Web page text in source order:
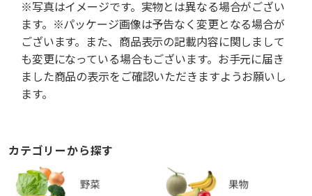
※写真はイメージです。実物とは異なる場合がござい
ます。※パッケージ画像は予告なく変更となる場合が
ございます。また、商品表示の記載内容に関しまして
も変更になっている場合もございます。お手元に届き
ました商品の表示をご確認いただきますようお願いし
ます。
カテゴリーから探す